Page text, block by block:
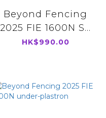
Beyond Fencing
2025 FIE 1600N S...
HK$990.00